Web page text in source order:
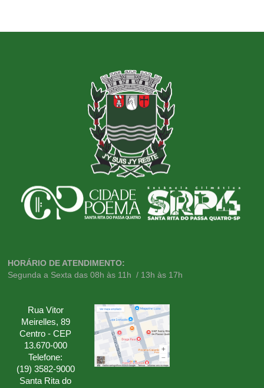
HORÁRIO DE ATENDIMENTO:
Segunda a Sexta das 08h às 11h / 13h às 17h
Rua Vitor
Meirelles, 89
Centro - CEP
13.670-000
Telefone:
(19) 3582-9000
Santa Rita do